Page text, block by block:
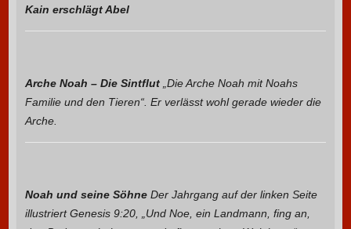
Kain erschlägt Abel
Arche Noah – Die Sintflut„Die Arche Noah mit Noahs
Familie und den Tieren“. Er verlässt wohl gerade wieder die
Arche.
Noah und seine SöhneDer Jahrgang auf der linken Seite
illustriert Genesis 9:20, „Und Noe, ein Landmann, fing an,